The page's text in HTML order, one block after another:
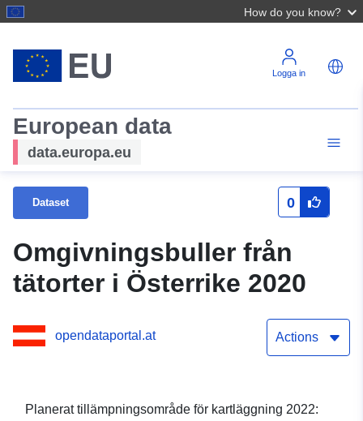
How do you know?
Logga in
European data
data.europa.eu
Dataset 0
Omgivningsbuller från
tätorter i Österrike 2020
opendataportal.at Actions
Planerat tillämpningsområde för kartläggning 2022: